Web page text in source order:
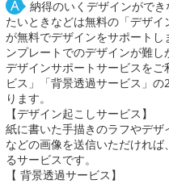
納得のいくデザインがで
たいときなどは無料の「デザ
が無料でデザインをサポート
ンプレートでのデザインが難
デザインサポートサービスを
ビス」「背景透過サービス」
ります。
【デザイン起こしサービス】
紙に書いた手描きのラフやデザ
などの画像を送信いただけれ
るサービスです。
【 背景透過サービス】